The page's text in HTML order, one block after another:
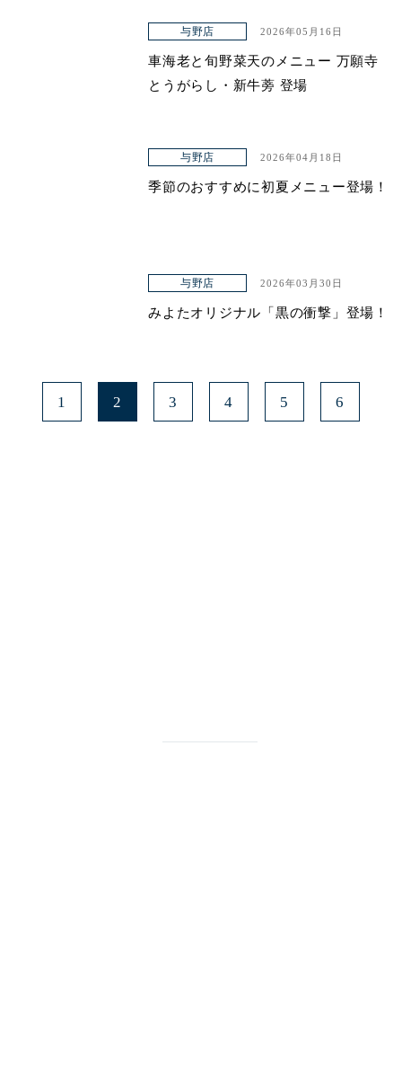
与野店 2026年05月16日
車海老と旬野菜天のメニュー 万願寺
とうがらし・新牛蒡 登場
与野店 2026年04月18日
季節のおすすめに初夏メニュー登場！
与野店 2026年03月30日
みよたオリジナル「黒の衝撃」登場！
1 2 3 4 5 6